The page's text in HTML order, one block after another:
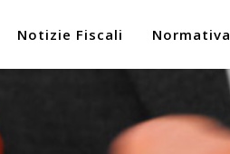
Notizie Fiscali Normativa